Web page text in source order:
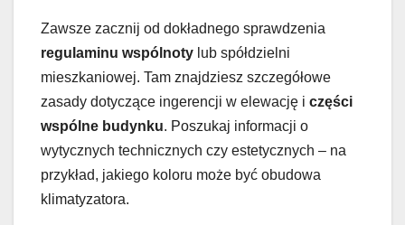
Zawsze zacznij od dokładnego sprawdzenia
regulaminu wspólnoty lub spółdzielni
mieszkaniowej. Tam znajdziesz szczegółowe
zasady dotyczące ingerencji w elewację i części
wspólne budynku. Poszukaj informacji o
wytycznych technicznych czy estetycznych – na
przykład, jakiego koloru może być obudowa
klimatyzatora.